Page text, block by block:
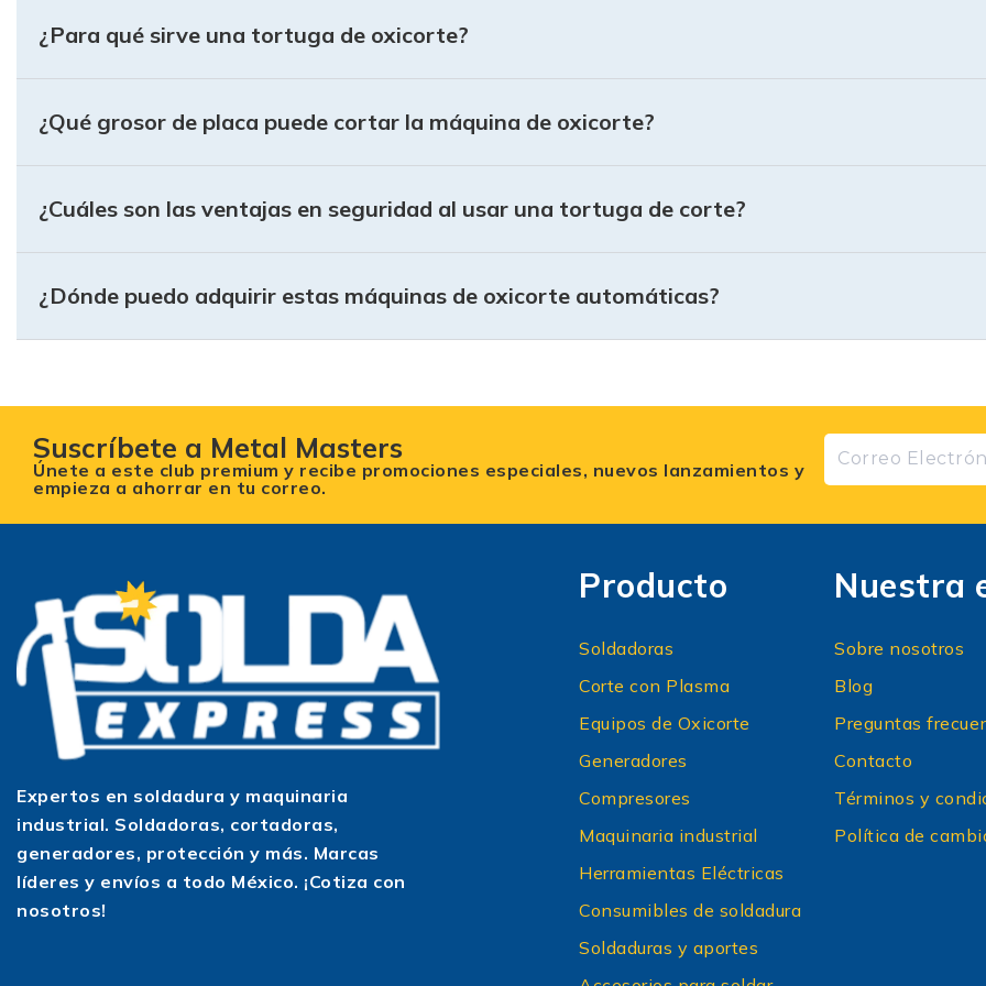
¿Para qué sirve una tortuga de oxicorte?
¿Qué grosor de placa puede cortar la máquina de oxicorte?
¿Cuáles son las ventajas en seguridad al usar una tortuga de corte?
¿Dónde puedo adquirir estas máquinas de oxicorte automáticas?
Suscríbete a Metal Masters
Únete a este club premium y recibe promociones especiales, nuevos lanzamientos y
empieza a ahorrar en tu correo.
Expertos en soldadura y maquinaria
industrial. Soldadoras, cortadoras,
generadores, protección y más. Marcas
líderes y envíos a todo México. ¡Cotiza con
nosotros!
Producto
Soldadoras
Corte con Plasma
Equipos de Oxicorte
Generadores
Compresores
Maquinaria industrial
Herramientas Eléctricas
Consumibles de soldadura
Soldaduras y aportes
Nuestra
Sobre nosotros
Blog
Preguntas
Contacto
Términos y
Política de